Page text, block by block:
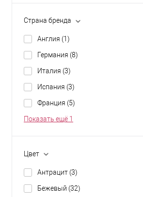
Страна бренда
Англия (1)
Германия (8)
Италия (3)
Испания (3)
Франция (5)
Показать ещё 1
Цвет
Антрацит (3)
Бежевый (32)